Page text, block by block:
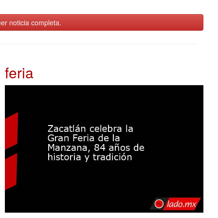
noticia completa.
feria